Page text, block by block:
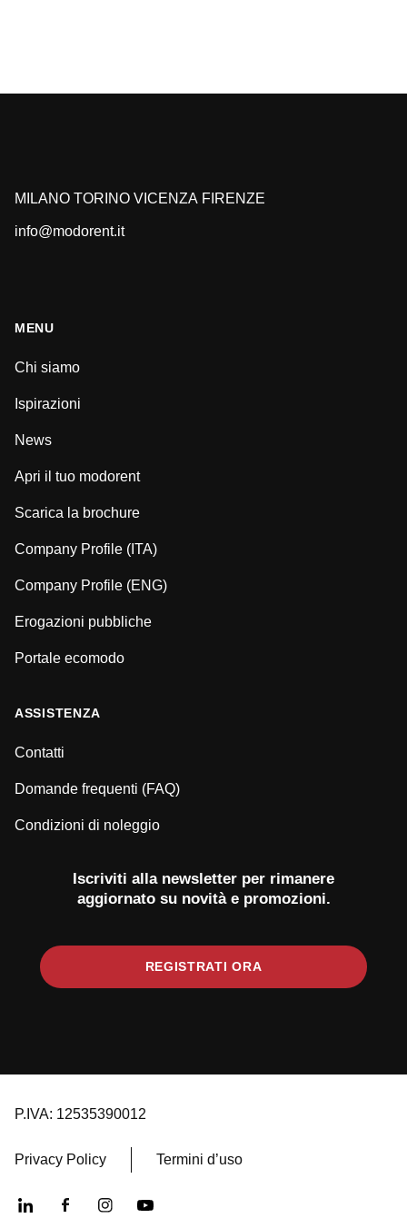
MILANO TORINO VICENZA FIRENZE
info@modorent.it
MENU
Chi siamo
Ispirazioni
News
Apri il tuo modorent
Scarica la brochure
Company Profile (ITA)
Company Profile (ENG)
Erogazioni pubbliche
Portale ecomodo
ASSISTENZA
Contatti
Domande frequenti (FAQ)
Condizioni di noleggio
Iscriviti alla newsletter per rimanere
aggiornato su novità e promozioni.
REGISTRATI ORA
P.IVA: 12535390012
Privacy Policy Termini d’uso